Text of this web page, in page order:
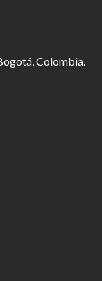
Colombia.